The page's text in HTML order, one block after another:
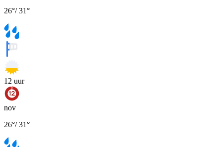
26°/31°
12 uur
nov
26°/31°